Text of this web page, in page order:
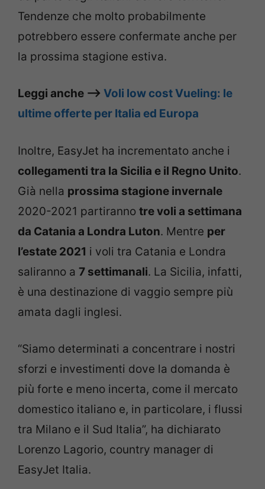
Tendenze che molto probabilmente
potrebbero essere confermate anche per
la prossima stagione estiva.
Leggi anche –> Voli low cost Vueling: le
ultime offerte per Italia ed Europa
Inoltre, EasyJet ha incrementato anche i
collegamenti tra la Sicilia e il Regno Unito.
Già nella prossima stagione invernale
2020-2021 partiranno tre voli a settimana
da Catania a Londra Luton. Mentre per
l’estate 2021 i voli tra Catania e Londra
saliranno a 7 settimanali. La Sicilia, infatti,
è una destinazione di vaggio sempre più
amata dagli inglesi.
“Siamo determinati a concentrare i nostri
sforzi e investimenti dove la domanda è
più forte e meno incerta, come il mercato
domestico italiano e, in particolare, i flussi
tra Milano e il Sud Italia”, ha dichiarato
Lorenzo Lagorio, country manager di
EasyJet Italia.